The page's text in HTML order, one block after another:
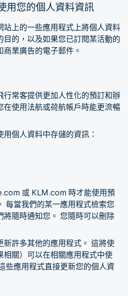
用您的個人資料資訊
站上的一些應用程式上將個人資料
目的，以及如果您已訂閱某活動的
業廣告的電子郵件。
行常客提供更加人性化的預訂和辦
在使用法航或荷航帳戶時能更流暢
個人資料中存儲的資訊：
或 KLM.com 時才能使用預
每當我們的某一應用程式檢索您
將隨時通知您。 您隨時可以刪除
新許多其他的應用程式。 這將使
相關）可以在相關應用程式中使
些應用程式直接更新您的個人資